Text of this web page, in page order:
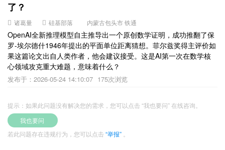
了？
诸葛量 硅基部落 内蒙古包头市 铁通
OpenAI全新推理模型自主推导出一个原创数学证明，成功推翻了保
罗-埃尔德什1946年提出的平面单位距离猜想。菲尔兹奖得主评价如
果这篇论文出自人类作者，他会建议接受。这是AI第一次在数学核
心领域攻克重大难题，意味着什么？
发布于：2026-05-24 14:10:07 175次浏览
提示：如果此问题没有解决您的需求，您可以点击 “我也要问” 在线咨询。
我也要问
若此问题存在违规行为，您可以点击“举报”